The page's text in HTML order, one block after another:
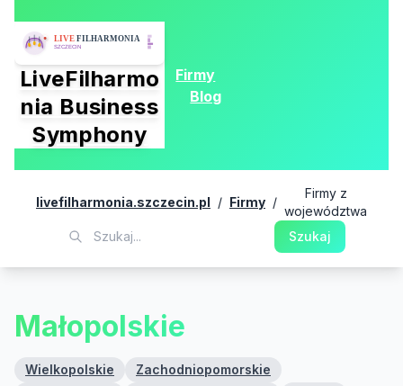
LiveFilharmo
nia Business
Symphony
Firmy
Blog
livefilharmonia.szczecin.pl / Firmy /
Firmy z
województwa
Szukaj
Małopolskie
Wielkopolskie
Zachodniopomorskie